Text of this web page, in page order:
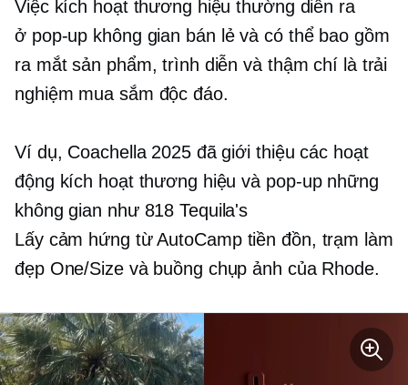
Việc kích hoạt thương hiệu thường diễn ra
ở pop-up không gian bán lẻ và có thể bao gồm
ra mắt sản phẩm, trình diễn và thậm chí là trải
nghiệm mua sắm độc đáo.
Ví dụ, Coachella 2025 đã giới thiệu các hoạt
động kích hoạt thương hiệu và pop-upnhững
không gian như 818 Tequila's
Lấy cảm hứng từ AutoCamptiền đồn, trạm làm
đẹp One/Size và buồng chụp ảnh của Rhode.